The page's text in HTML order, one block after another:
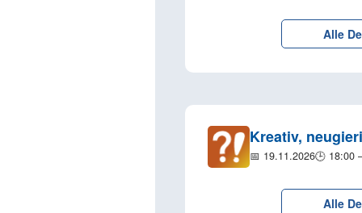
Alle
Kreativ,
📅 19.11.2026🕒 18:00
Alle